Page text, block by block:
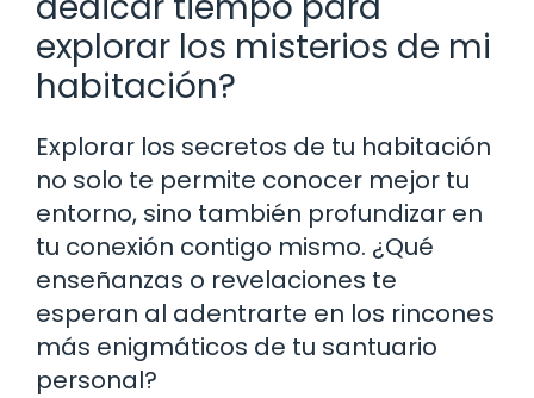
explorar los misterios de mi
habitación?
Explorar los secretos de tu habitación
no solo te permite conocer mejor tu
entorno, sino también profundizar en
tu conexión contigo mismo. ¿Qué
enseñanzas o revelaciones te
esperan al adentrarte en los rincones
más enigmáticos de tu santuario
personal?